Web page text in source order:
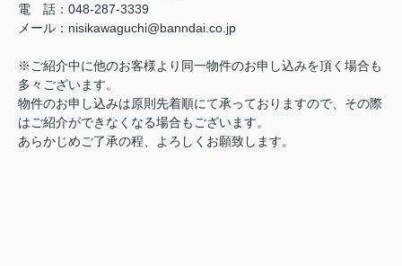
電 話：048-287-3339
メール ： nisikawaguchi@banndai.co.jp
※ご紹介中に他のお客様より同一物件のお申し込みを頂く場合も
多々ございます。
物件のお申し込みは原則先着順にて承っておりますので、その際
はご紹介ができなくなる場合もございます。
あらかじめご了承の程、よろしくお願致します。